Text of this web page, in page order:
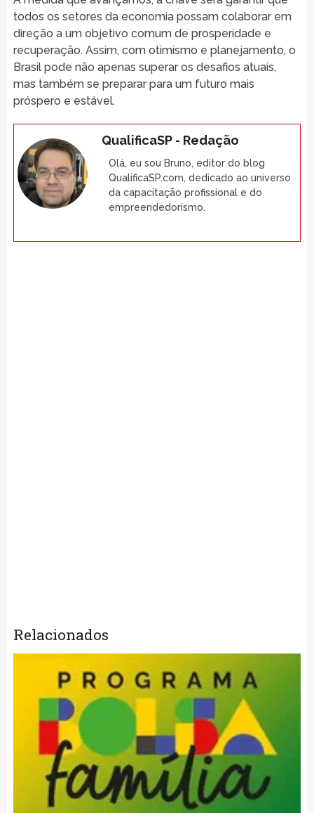
todos os setores da economia possam colaborar em
direção a um objetivo comum de prosperidade e
recuperação. Assim, com otimismo e planejamento, o
Brasil pode não apenas superar os desafios atuais,
mas também se preparar para um futuro mais
próspero e estável.
QualificaSP - Redação
Olá, eu sou Bruno, editor do blog
QualificaSP.com, dedicado ao universo
da capacitação profissional e do
empreendedorismo.
Relacionados